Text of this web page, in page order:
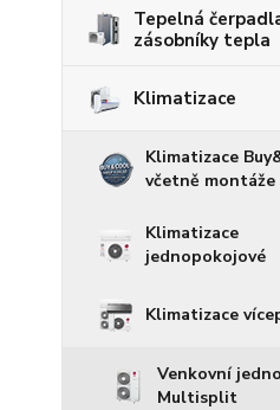
Tepelná
zásobníky tepla
Klimatizace
Klimatizace
včetně montáže
Klimatizace
jednopokojové
Klimatizace
Venkovní
Multisplit